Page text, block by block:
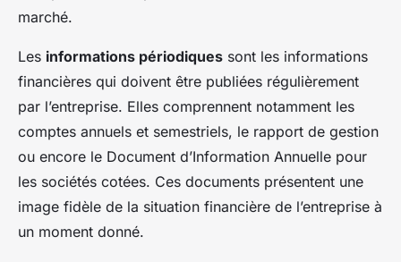
marché.
Les informations périodiques sont les informations
financières qui doivent être publiées régulièrement
par l’entreprise. Elles comprennent notamment les
comptes annuels et semestriels, le rapport de gestion
ou encore le Document d’Information Annuelle pour
les sociétés cotées. Ces documents présentent une
image fidèle de la situation financière de l’entreprise à
un moment donné.